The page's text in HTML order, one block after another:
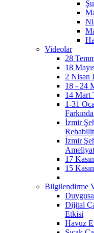
Videolar
28
18
2 Nisan
18 - 24
14 Mart
1-31
İzmir
İzmir
17
15
Bilgilendirme
Dijital
Etkisi
Havuz